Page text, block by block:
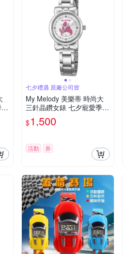
七夕禮遇 原廠公司貨
My Melody 美樂蒂 時尚大
三針晶鑽女錶 七夕寵愛季
送禮推薦-銀/27mm LK697L
WCI-P
$1,500
活動 券